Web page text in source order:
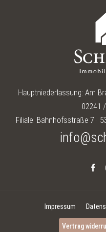
Hauptniederlassung: Am
02241
Filiale: Bahnhofsstraße 7 ·
Impressum
Vertrag